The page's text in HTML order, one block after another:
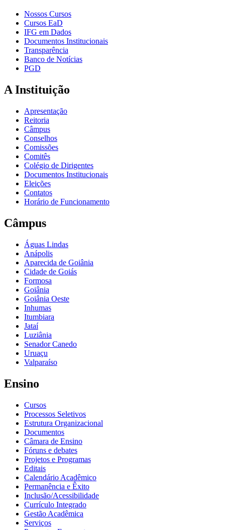
Nossos Cursos
Cursos EaD
IFG em Dados
Documentos Institucionais
Transparência
Banco de Notícias
PGD
A Instituição
Apresentação
Reitoria
Câmpus
Conselhos
Comissões
Comitês
Colégio de Dirigentes
Documentos Institucionais
Eleições
Contatos
Horário de Funcionamento
Câmpus
Águas Lindas
Anápolis
Aparecida de Goiânia
Cidade de Goiás
Formosa
Goiânia
Goiânia Oeste
Inhumas
Itumbiara
Jataí
Luziânia
Senador Canedo
Uruaçu
Valparaíso
Ensino
Cursos
Processos Seletivos
Estrutura Organizacional
Documentos
Câmara de Ensino
Fóruns e debates
Projetos e Programas
Editais
Calendário Acadêmico
Permanência e Êxito
Inclusão/Acessibilidade
Currículo Integrado
Gestão Acadêmica
Serviços